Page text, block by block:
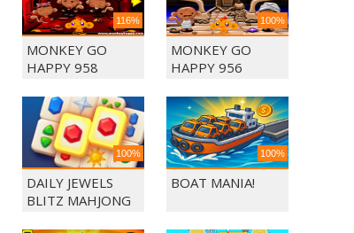
116%
MONKEY GO
HAPPY 958
100%
MONKEY GO
HAPPY 956
100%
DAILY JEWELS
BLITZ MAHJONG
100%
BOAT MANIA!